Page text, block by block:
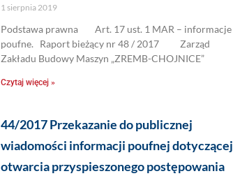
1 sierpnia 2019
Podstawa prawna Art. 17 ust. 1 MAR – informacje
poufne. Raport bieżący nr 48 / 2017 Zarząd
Zakładu Budowy Maszyn „ZREMB-CHOJNICE”
Czytaj więcej »
44/2017 Przekazanie do publicznej
wiadomości informacji poufnej dotyczącej
otwarcia przyspieszonego postępowania